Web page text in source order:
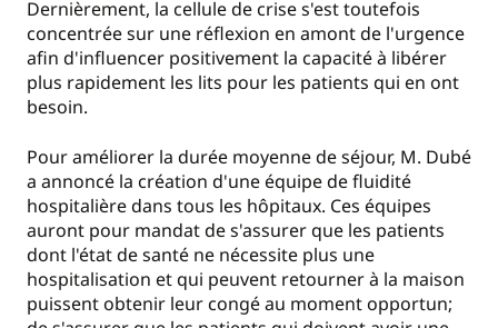
Dernièrement, la cellule de crise s'est toutefois
concentrée sur une réflexion en amont de l'urgence
afin d'influencer positivement la capacité à libérer
plus rapidement les lits pour les patients qui en ont
besoin.
Pour améliorer la durée moyenne de séjour, M. Dubé
a annoncé la création d'une équipe de fluidité
hospitalière dans tous les hôpitaux. Ces équipes
auront pour mandat de s'assurer que les patients
dont l'état de santé ne nécessite plus une
hospitalisation et qui peuvent retourner à la maison
puissent obtenir leur congé au moment opportun;